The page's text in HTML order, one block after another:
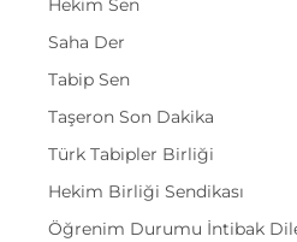
Hekim Sen
Saha Der
Tabip Sen
Taşeron Son Dakika
Türk Tabipler Birliği
Hekim Birliği Sendikası
Öğrenim Durumu İntibak